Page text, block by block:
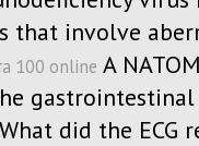
that involve
100 online A
did the ECG